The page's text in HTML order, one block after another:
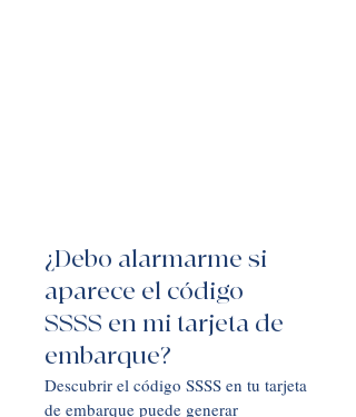
¿Debo alarmarme si
aparece el código
SSSS en mi tarjeta de
embarque?
Descubrir el código SSSS en tu tarjeta
de embarque puede generar